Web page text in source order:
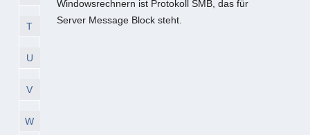
T
U
V
W
Windowsrechnern ist Protokoll SMB, das für
Server Message Block steht.